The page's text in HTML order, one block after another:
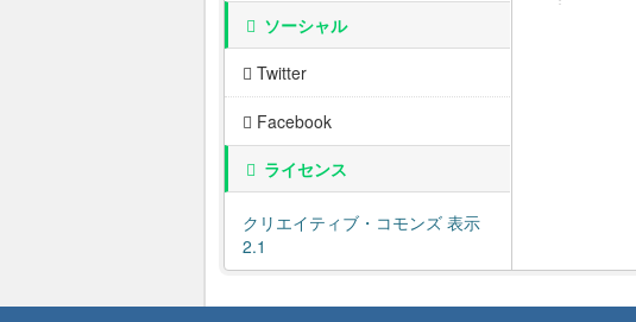
ソーシャル
Twitter
Facebook
ライセンス
クリエイティブ・コモンズ 表示
2.1